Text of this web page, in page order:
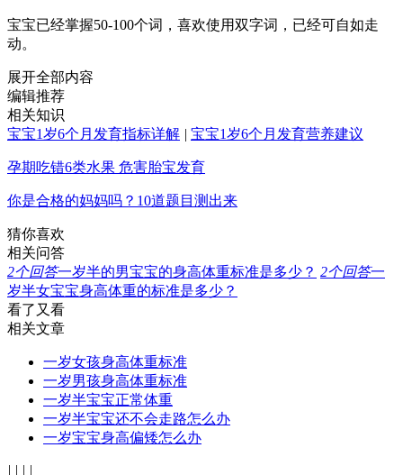
宝宝已经掌握50-100个词，喜欢使用双字词，已经可自如走
动。
展开全部内容
编辑推荐
相关知识
宝宝1岁6个月发育指标详解 | 宝宝1岁6个月发育营养建议
孕期吃错6类水果 危害胎宝发育
你是合格的妈妈吗？10道题目测出来
猜你喜欢
相关问答
2个回答一岁半的男宝宝的身高体重标准是多少？ 2个回答一
岁半女宝宝身高体重的标准是多少？
看了又看
相关文章
一岁女孩身高体重标准
一岁男孩身高体重标准
一岁半宝宝正常体重
一岁半宝宝还不会走路怎么办
一岁宝宝身高偏矮怎么办
| | | |